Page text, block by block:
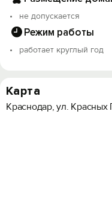
не допускается
Режим работы
работает круглый год
Карта
Краснодар, ул. Красных